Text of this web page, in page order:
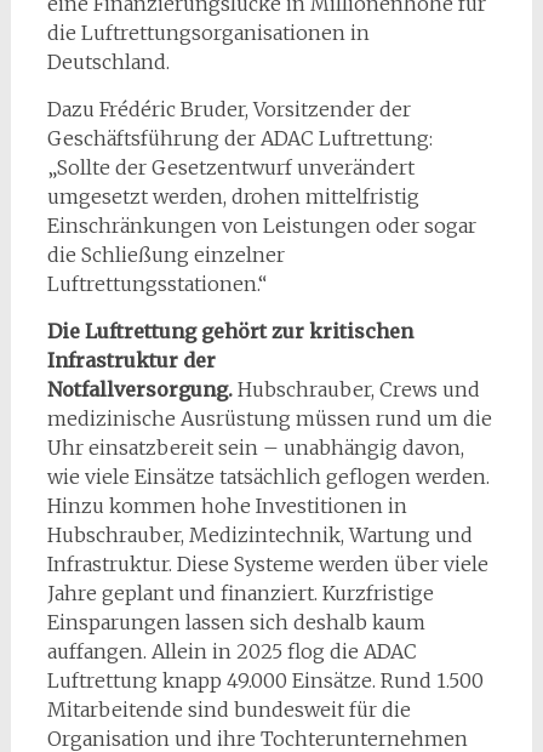
die Luftrettungsorganisationen in
Deutschland.
Dazu Frédéric Bruder, Vorsitzender der
Geschäftsführung der ADAC Luftrettung:
„Sollte der Gesetzentwurf unverändert
umgesetzt werden, drohen mittelfristig
Einschränkungen von Leistungen oder sogar
die Schließung einzelner
Luftrettungsstationen.“
Die Luftrettung gehört zur kritischen
Infrastruktur der
Notfallversorgung.Hubschrauber, Crews und
medizinische Ausrüstung müssen rund um die
Uhr einsatzbereit sein – unabhängig davon,
wie viele Einsätze tatsächlich geflogen werden.
Hinzu kommen hohe Investitionen in
Hubschrauber, Medizintechnik, Wartung und
Infrastruktur. Diese Systeme werden über viele
Jahre geplant und finanziert. Kurzfristige
Einsparungen lassen sich deshalb kaum
auffangen. Allein in 2025 flog die ADAC
Luftrettung knapp 49.000 Einsätze. Rund 1.500
Mitarbeitende sind bundesweit für die
Organisation und ihre Tochterunternehmen